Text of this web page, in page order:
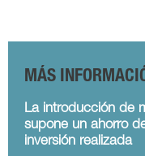
MÁS
La introducción de
supone un ahorro
inversión realizada